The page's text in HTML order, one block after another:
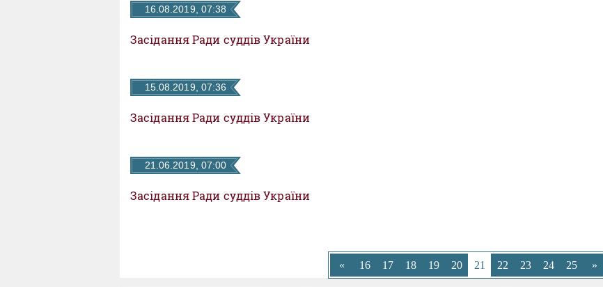
16.08.2019, 07:38
Засідання Ради суддів України
15.08.2019, 07:36
Засідання Ради суддів України
21.06.2019, 07:00
Засідання Ради суддів України
« 16 17 18 19 20 21 22 23 24 25 »